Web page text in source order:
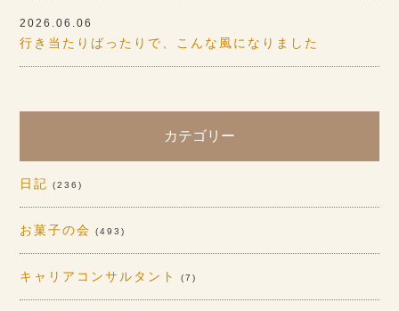
2026.06.06
行き当たりばったりで、こんな風になりました
カテゴリー
日記 (236)
お菓子の会 (493)
キャリアコンサルタント (7)